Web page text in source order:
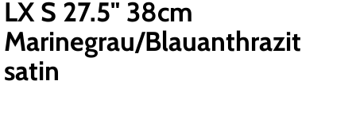
LX S 27.5" 38cm
Marinegrau/Blauanthrazit
satin